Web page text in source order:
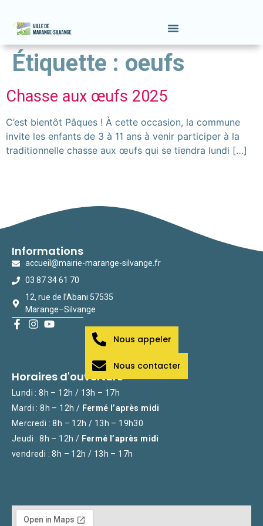
Étiquette : oeufs
Chasse aux œufs 2025
C’est bientôt Pâques ! À cette occasion, la commune
invite les enfants de 3 à 11 ans à venir participer à la
traditionnelle chasse aux œufs qui se tiendra lundi […]
Informations
accueil@mairie-marange-silvange.fr
03 87 34 61 70
12, rue de l’Abani 57535
Marange–Silvange
Horaires d'ouverture
Lundi : 8h – 12h / 13h – 17h
Mardi : 8h – 12h / Fermé l’après midi
Mercredi : 8h – 12h / 13h – 19h30
Jeudi : 8h – 12h / Fermé l’après midi
vendredi : 8h – 12h / 13h – 17h
Nous appeler
Nous contacter